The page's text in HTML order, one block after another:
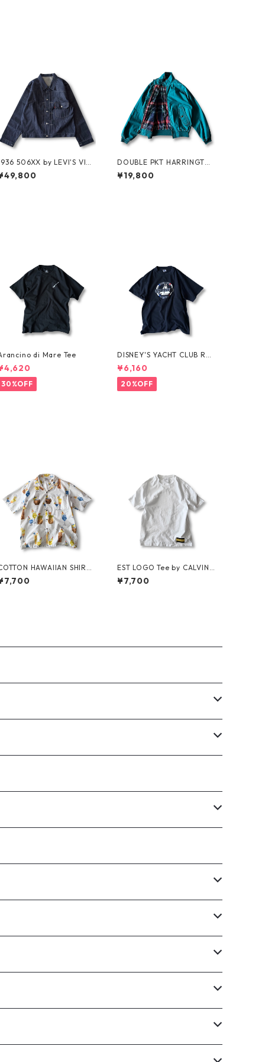
506XX by LEVI'S VINT
GLOTHING NO-WASH
DOUBLE PKT HARRINGTO
N JKT by LANDS'END
¥19,800
di Mare Tee
30%OFF
DISNEY'S YACHT CLUB RES
ORT Tee
¥6,160
20%OFF
HAWAIIAN SHIRT
PACIFIC LEGEND
EST LOGO Tee by CALVIN
KLEIN JEANS ESTABLISHE
D.1978
¥7,700